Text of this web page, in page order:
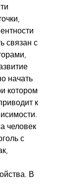
связан с
начать
котором
к
человек
с
В